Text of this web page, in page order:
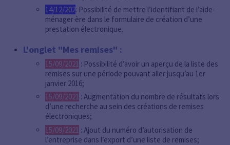
14/12/202: Possibilité de mettre l’identifiant de l’aide-
ménager·ère dans le formulaire de création d’une
prestation électronique.
L'onglet "Mes remises" :
15/09/2021 : Possibilité d’avoir un aperçu de la liste des
remises sur une période pouvant aller jusqu’au 1er
janvier 2016;
15/09/2021 : Augmentation du nombre de résultats lors
d’une recherche au sein des créations de remises
électroniques;
15/09/2021 : Ajout du numéro d’autorisation de
l’entreprise dans l’export d’une liste de remises;